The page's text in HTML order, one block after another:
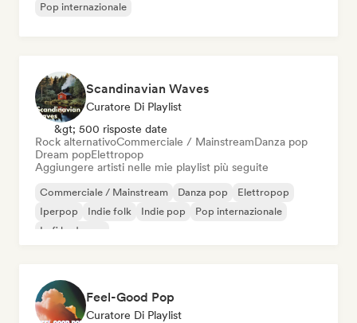
Pop internazionale
Scandinavian Waves
Curatore Di Playlist
&gt; 500 risposte date
Rock alternativoCommerciale / MainstreamDanza pop
Dream popElettropop
Aggiungere artisti nelle mie playlist più seguite
Commerciale / Mainstream Danza pop
Elettropop
Iperpop
Indie folk Indie pop
Pop internazionale
Lofi bedroom
Feel-Good Pop
Curatore Di Playlist